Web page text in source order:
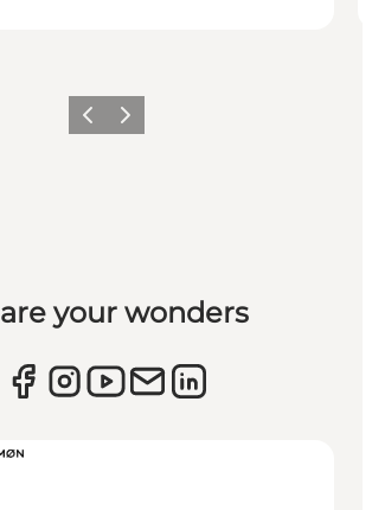
ZurückWeiter
your wonders